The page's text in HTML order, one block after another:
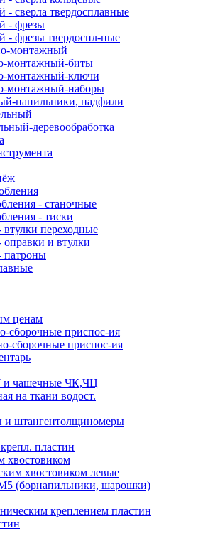
сверла твердосплавные
- фрезы
- фрезы твердоспл-ные
монтажный
монтажный-биты
монтажный-ключи
монтажный-наборы
напильники, надфили
деревообработка
- станочные
- тиски
втулки переходные
оправки и втулки
патроны
ценам
сборочные приспос-ия
сборочные приспос-ия
и чашечные ЧК,ЧЦ
на ткани водост.
и штангентолщиномеры
пластин
хвостовиком
хвостовиком левые
(борнапильники, шарошки)
креплением пластин